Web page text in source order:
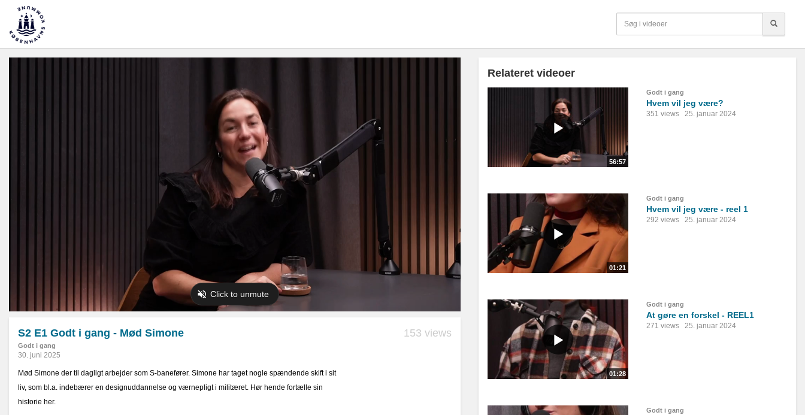
S2 E1 Godt i gang - Mød Simone
Godt i gang
153 views
30. juni 2025
Mød Simone der til dagligt arbejder som S-banefører. Simone har taget nogle spændende skift i sit
liv, som bl.a. indebærer en designuddannelse og værnepligt i militæret. Hør hende fortælle sin
historie her.
Relateret videoer
56:57
Godt i gang
Hvem vil jeg være?
351 views 25. januar 2024
01:21
Godt i gang
Hvem vil jeg være - reel 1
292 views 25. januar 2024
01:28
Godt i gang
At gøre en forskel - REEL1
271 views 25. januar 2024
Godt i gang